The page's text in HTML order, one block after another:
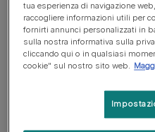
tua esperienza di navigazione
raccogliere informazioni utili per
fornirti annunci personalizzati in
sulla nostra informativa sulla
cliccando qui o in qualsiasi
cookie" sul nostro sito web.